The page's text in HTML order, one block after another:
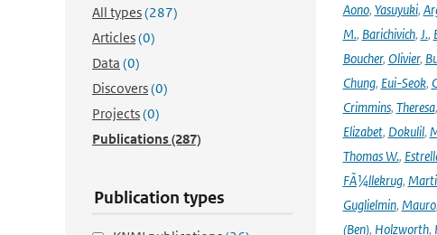
All types(287)
Articles(0)
Data (0)
Discovers(0)
Projects(0)
Publications(287)
Publication types
Aono, Yasuyuki,
M., Barichivich, J.,
Boucher, Olivier,
Chung, Eui-Seok,
Crimmins, Theresa,
Elizabet, Dokulil,
Thomas W.,
FÃ¼llekrug,
Guglielmin, Mauro,
(Ben), Holzworth,